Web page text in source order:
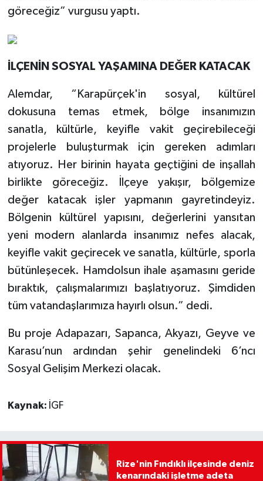
göreceğiz” vurgusu yaptı.
İLÇENİN SOSYAL YAŞAMINA DEĞER KATACAK
Alemdar, “Karapürçek'in sosyal, kültürel
dokusuna temas etmek, bölge insanımızın
sanatla, kültürle, keyifle vakit geçirebileceği
projelerle buluşturmak için gereken adımları
atıyoruz. Her birinin hayata geçtiğini de inşallah
birlikte göreceğiz. İlçeye yakışır, bölgemize
değer katacak işler yapmanın gayretindeyiz.
Bölgenin kültürel yapısını, değerlerini yansıtan
yeni modern alanlarda insanımız nefes alacak,
keyifle vakit geçirecek ve sanatla, kültürle, sporla
bütünleşecek. Hamdolsun ihale aşamasını geride
bıraktık, çalışmalarımızı başlatıyoruz. Şimdiden
tüm vatandaşlarımıza hayırlı olsun.” dedi.
Bu proje Adapazarı, Sapanca, Akyazı, Geyve ve
Karasu’nun ardından şehir genelindeki 6’ncı
Sosyal Gelişim Merkezi olacak.
Kaynak: İGF
Rize'nin Fındıklı ilçesinde deniz
kenarındaki işletme adeta